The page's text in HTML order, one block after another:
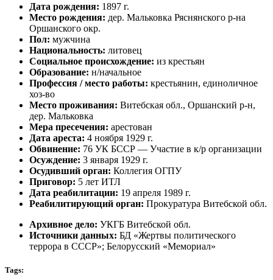
Дата рождения: 1897 г.
Место рождения: дер. Мальковка Ряснянского р-на
Оршанского окр.
Пол: мужчина
Национальность: литовец
Социальное происхождение: из крестьян
Образование: н/начальное
Профессия / место работы: крестьянин, единоличное
хоз-во
Место проживания: Витебская обл., Оршанский р-н,
дер. Мальковка
Мера пресечения: арестован
Дата ареста: 4 ноября 1929 г.
Обвинение: 76 УК БССР — Участие в к/р организации
Осуждение: 3 января 1929 г.
Осудивший орган: Коллегия ОГПУ
Приговор: 5 лет ИТЛ
Дата реабилитации: 19 апреля 1989 г.
Реабилитирующий орган: Прокуратура Витебской обл.
Архивное дело: УКГБ Витебской обл.
Источники данных: БД «Жертвы политического
террора в СССР»; Белорусский «Мемориал»
Tags: